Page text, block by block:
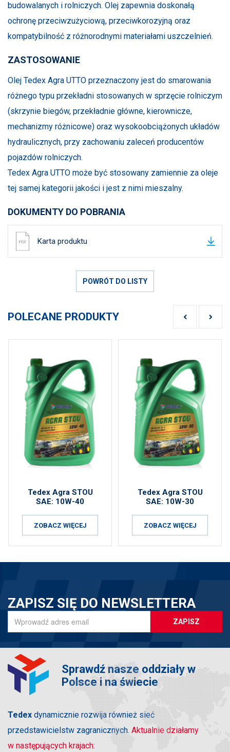
budowalanych i rolniczych. Olej zapewnia doskonałą
ochronę przeciwzużyciową, przeciwkorozyjną oraz
kompatybilność z różnorodnymi materiałami uszczelnień.
ZASTOSOWANIE
Olej Tedex Agra UTTO przeznaczony jest do smarowania
różnego typu przekładni stosowanych w sprzęcie rolniczym
(skrzynie biegów, przekładnie główne, kierownicze,
mechanizmy różnicowe) oraz wysokoobciążonych układów
hydraulicznych, przy zachowaniu zaleceń producentów
pojazdów rolniczych.
Tedex Agra UTTO może być stosowany zamiennie za oleje
tej samej kategorii jakości i jest z nimi mieszalny.
DOKUMENTY DO POBRANIA
Karta produktu
POWRÓT DO LISTY
POLECANE PRODUKTY
Tedex Agra STOU
SAE: 10W-40
ZOBACZ WIĘCEJ
Tedex Agra STOU
SAE: 10W-30
ZOBACZ WIĘCEJ
ZAPISZ SIĘ DO NEWSLETTERA
ZAPISZ
Sprawdź nasze oddziały w
Polsce i na świecie
Tedex dynamicznie rozwija również sieć
przedstawicielstw zagranicznych. Aktualnie działamy
w następujących krajach: